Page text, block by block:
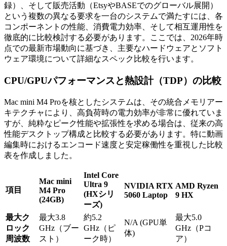
録）、そして販売活動（EtsyやBASEでのグローバル展開）
という複数の異なる要求を一台のシステムで満たすには、各
コンポーネントの性能、消費電力効率、そして相互運用性を
徹底的に比較検討する必要があります。ここでは、2026年時
点での最新市場動向に基づき、主要なハードウェアとソフト
ウェア環境について詳細なスペック比較を行います。
CPU/GPUパフォーマンスと熱設計（TDP）の比較
Mac mini M4 Proを核としたシステムは、その統合メモリアー
キテクチャにより、高負荷時の電力効率が非常に優れていま
すが、純粋なピーク性能や拡張性を求める場合は、従来の高
性能デスクトップ構成と比較する必要があります。特に動画
編集時におけるエンコード速度と安定稼働性を重視した比較
表を作成しました。
項目
Mac mini
M4 Pro
(24GB)
Intel Core
Ultra 9
(HXシリ
ーズ)
NVIDIA RTX
5060 Laptop
AMD Ryzen
9 HX
最大ク
ロック
周波数
最大3.8
GHz（ブー
スト）
約5.2
GHz（ピ
ーク時）
N/A (GPU単
体)
最大5.0
GHz（Pコ
ア）